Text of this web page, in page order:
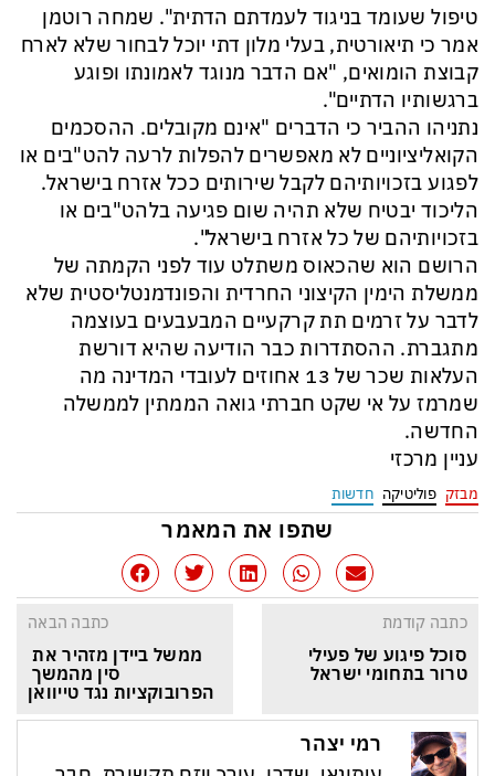
טיפול שעומד בניגוד לעמדתם הדתית". שמחה רוטמן
אמר כי תיאורטית, בעלי מלון דתי יוכל לבחור שלא לארח
קבוצת הומואים, "אם הדבר מנוגד לאמונתו ופוגע
ברגשותיו הדתיים".
נתניהו ההביר כי הדברים "אינם מקובלים. ההסכמים
הקואליציוניים לא מאפשרים להפלות לרעה להט"בים או
לפגוע בזכויותיהם לקבל שירותים ככל אזרח בישראל.
הליכוד יבטיח שלא תהיה שום פגיעה בלהט"בים או
בזכויותיהם של כל אזרח בישראל".
הרושם הוא שהכאוס משתלט עוד לפני הקמתה של
ממשלת הימין הקיצוני החרדית והפונדמנטליסטית שלא
לדבר על זרמים תת קרקעיים המבעבעים בעוצמה
מתגברת. ההסתדרות כבר הודיעה שהיא דורשת
העלאות שכר של 13 אחוזים לעובדי המדינה מה
שמרמז על אי שקט חברתי גואה הממתין לממשלה
החדשה.
עניין מרכזי
מבזק פוליטיקה חדשות
שתפו את המאמר
כתבה קודמת
סוכל פיגוע של פעילי
טרור בתחומי ישראל
כתבה הבאה
ממשל ביידן מזהיר את
סין מהמשך
הפרובוקציות נגד טייוואן
רמי יצהר